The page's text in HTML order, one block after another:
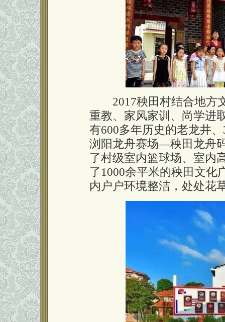
2017秧田村结合地方
重教、家风家训、尚学进
有600多年历史的老龙井
浏阳龙舟赛场—秧田龙舟
了村级室内篮球场、室内
了1000余平米的秧田文化
内户户环境整洁，处处花